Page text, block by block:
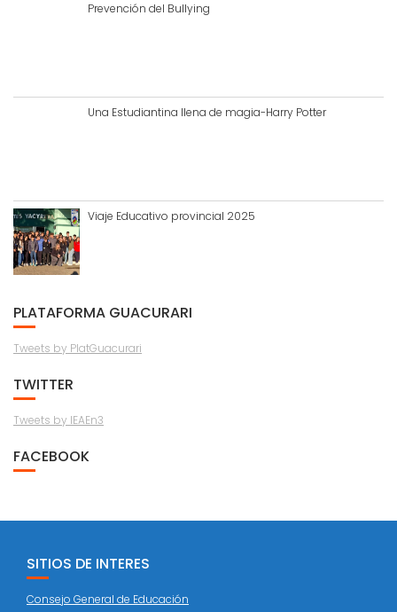
Prevención del Bullying
Una Estudiantina llena de magia-Harry Potter
Viaje Educativo provincial 2025
PLATAFORMA GUACURARI
Tweets by PlatGuacurari
TWITTER
Tweets by IEAEn3
FACEBOOK
SITIOS DE INTERES
Consejo General de Educación